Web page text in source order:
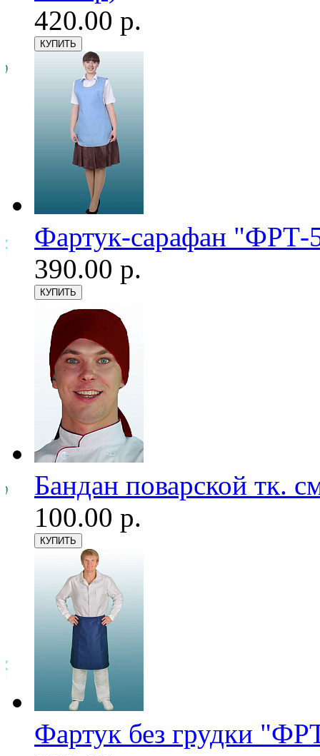
420.00 р.
Фартук-сарафан "ФРТ-
390.00 р.
Бандан поварской тк.
100.00 р.
Фартук без грудки